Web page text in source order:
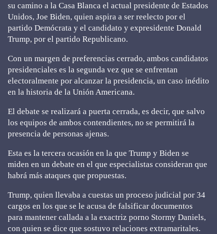
su camino a la Casa Blanca el actual presidente de Estados
Unidos, Joe Biden, quien aspira a ser reelecto por el
partido Demócrata y el candidato y expresidente Donald
Trump, por el partido Republicano.
Con un margen de preferencias cerrado, ambos candidatos
presidenciales es la segunda vez que se enfrentan
electoralmente por alcanzar la presidencia, un caso inédito
en la historia de la Unión Americana.
El debate se realizará a puerta cerrada, es decir, que salvo
los equipos de ambos contendientes, no se permitirá la
presencia de personas ajenas.
Esta es la tercera ocasión en la que Trump y Biden se
miden en un debate en el que especialistas consideran que
habrá más ataques que propuestas.
Trump, quien llevaba a cuestas un proceso judicial por 34
cargos en los que se le acusa de falsificar documentos
para mantener callada a la exactriz porno Stormy Daniels,
con quien se dice que sostuvo relaciones extramaritales.